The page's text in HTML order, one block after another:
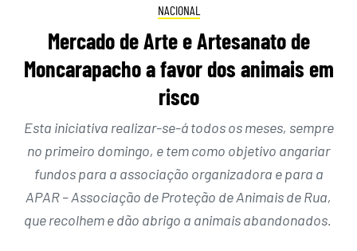
NACIONAL
Mercado de Arte e Artesanato de
Moncarapacho a favor dos animais em
risco
Esta iniciativa realizar-se-á todos os meses, sempre
no primeiro domingo, e tem como objetivo angariar
fundos para a associação organizadora e para a
APAR – Associação de Proteção de Animais de Rua,
que recolhem e dão abrigo a animais abandonados.